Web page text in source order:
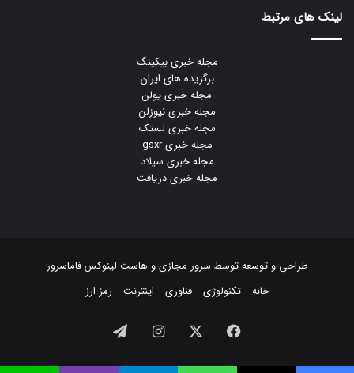
لینک های مرتبط
مجله خبری بیکینگ
برگزیده های ایران
مجله خبری یولن
مجله خبری نیوزلن
مجله خبری لستک
مجله خبری gsxr
مجله خبری سیلاد
مجله خبری دریافت
طراحی و توسعه توسط سرور مجازیو هاست لینوکسفاماسرور
خانه
تکنولوژی فناوری اینترنت رمز ارز
فیسبوک ایکس اینستاگرام